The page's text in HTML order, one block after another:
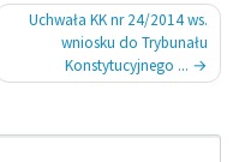
Uchwała KK nr 24/2014 ws.
wniosku do Trybunału
Konstytucyjnego ...